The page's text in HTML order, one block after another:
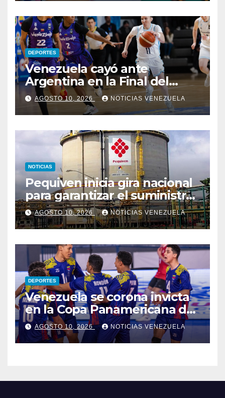
DEPORTES
Venezuela cayó ante
Argentina en la Final del
Sudamericano
AGOSTO 10, 2026 NOTICIAS VENEZUELA
NOTICIAS
Pequiven inicia gira nacional
para garantizar el suministro
directo de urea a
productores agrícolas
AGOSTO 10, 2026 NOTICIAS VENEZUELA
DEPORTES
Venezuela se corona invicta
en la Copa Panamericana de
Voleibol U17
AGOSTO 10, 2026 NOTICIAS VENEZUELA